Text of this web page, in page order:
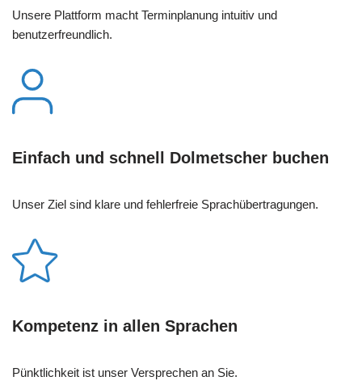
Unsere Plattform macht Terminplanung intuitiv und
benutzerfreundlich.
Einfach und schnell Dolmetscher buchen
Unser Ziel sind klare und fehlerfreie Sprachübertragungen.
Kompetenz in allen Sprachen
Pünktlichkeit ist unser Versprechen an Sie.